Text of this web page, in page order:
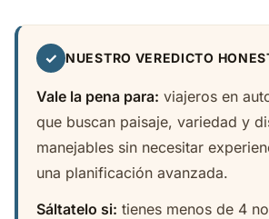
✓ NUESTRO VEREDICTO
Vale la pena para: viajeros en
que buscan paisaje, variedad y
manejables sin necesitar
una planificación avanzada.
Sáltatelo si: tienes menos de 4